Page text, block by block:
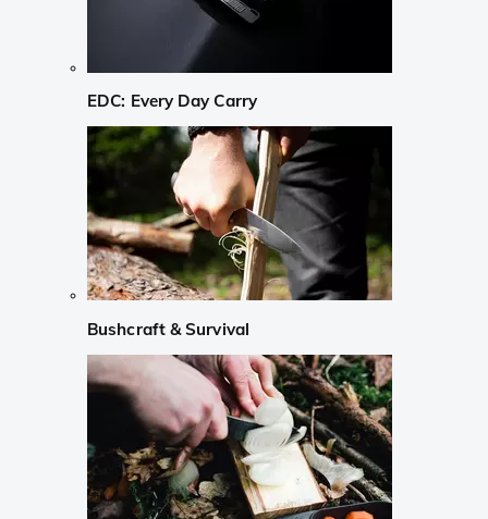
EDC: Every Day Carry
Bushcraft & Survival